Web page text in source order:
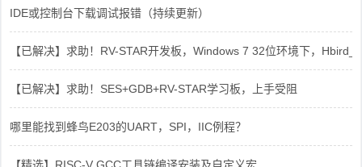
IDE或控制台下载调试报错（持续更新）
【已解决】求助！RV-STAR开发板，Windows 7 32位环境下，
【已解决】求助！SES+GDB+RV-STAR学习板，上手受阻
哪里能找到蜂鸟E203的UART，SPI，IIC例程？
【精选】RISC-V GCC工具链编译安装及自定义宏